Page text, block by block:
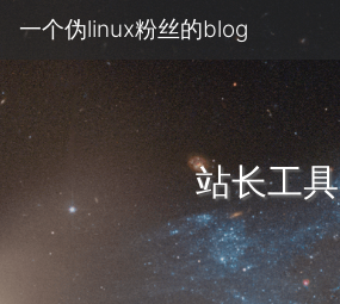
一个伪linux粉丝的blog
站长工具